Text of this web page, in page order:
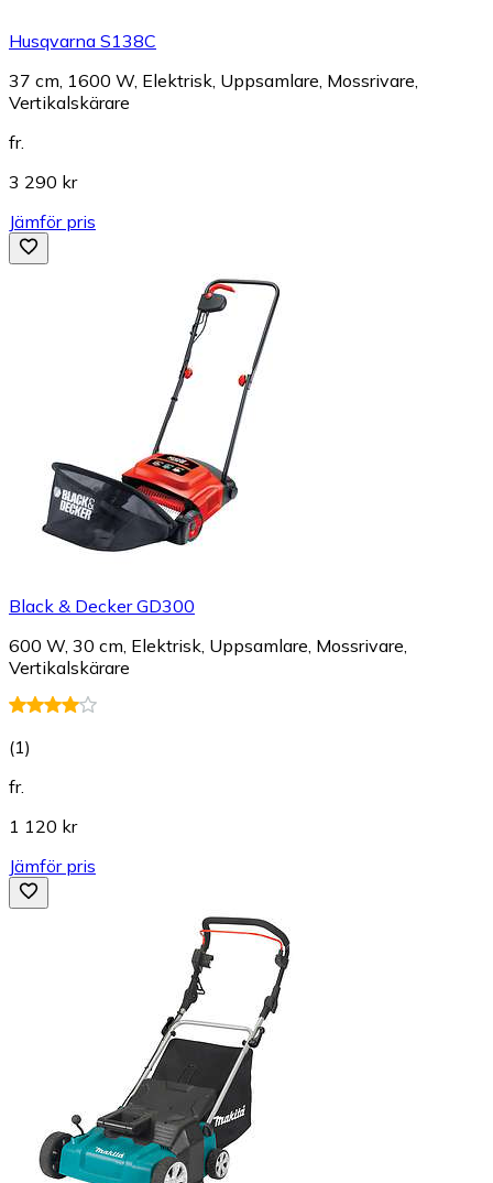
Husqvarna S138C
37 cm, 1600 W, Elektrisk, Uppsamlare, Mossrivare,
Vertikalskärare
fr.
3 290 kr
Jämför pris
Black & Decker GD300
600 W, 30 cm, Elektrisk, Uppsamlare, Mossrivare,
Vertikalskärare
(1)
fr.
1 120 kr
Jämför pris